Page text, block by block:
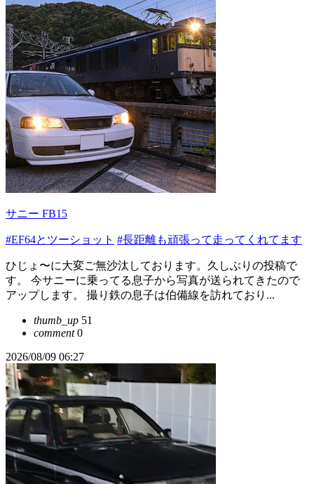
サニー FB15
#EF64とツーショット #長距離も頑張って走ってくれてます
ひじょ〜に大変ご無沙汰しております。久しぶりの投稿で
す。 今サニーに乗ってる息子から写真が送られてきたので
アップします。 撮り鉄の息子は伯備線を訪れており...
thumb_up 51
comment0
2026/08/09 06:27